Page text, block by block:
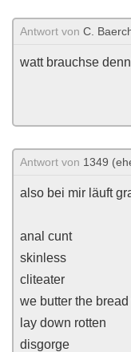
Antwort von C.
watt brauchse
Antwort von 1349
also bei mir läuft
anal cunt
skinless
cliteater
we butter the
lay down rotten
disgorge